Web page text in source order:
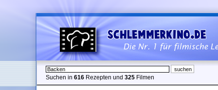
Suchen in 616 Rezepten und 325 Filmen